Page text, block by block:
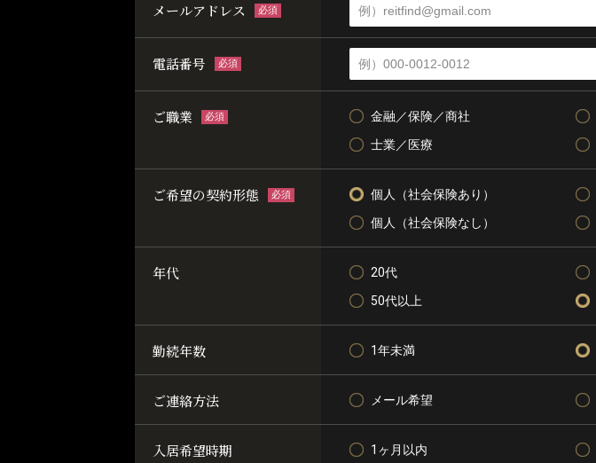
メールアドレス 必須
電話番号 必須
ご職業 必須 金融／保険／商社
士業／医療
ご希望の契約形態 必須 個人（社会保険あり）
個人（社会保険なし）
年代 20代
50代以上
勤続年数 1年未満
ご連絡方法 メール希望
入居希望時期 1ヶ月以内